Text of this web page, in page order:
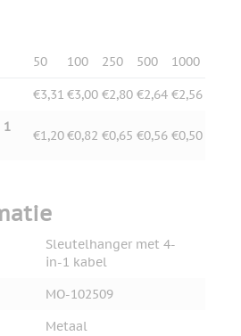
50 100 250 500 1000
€3,31 €3,00 €2,80 €2,64 €2,56
1
€1,20€0,82 €0,65 €0,56 €0,50
Sleutelhanger met 4-
in-1 kabel
MO-102509
Metaal